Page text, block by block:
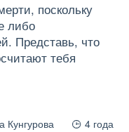
поскольку
либо
Представь, что
тебя
Кунгурова
4 года